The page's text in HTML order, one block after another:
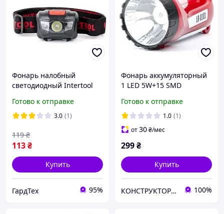
Фонарь налобный
светодиодный Intertool
пылевлагозащищенный
корпус, 4 режима работы,
Готово к отправке
3.0 (1)
113₴
119 ₴
Купить
ГардТех 95%
Фонарь аккумуляторный
1 LED 5W+15 SMD
Готово к отправке
1.0 (1)
от30₴/мес
299₴
Купить
КОНСТРУКТОР онлайн-магазин 100%